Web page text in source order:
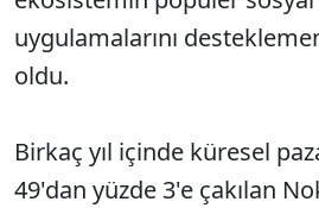
uygulamalarını
oldu.
Birkaç yıl içinde küresel
49'dan yüzde 3'e çakılan